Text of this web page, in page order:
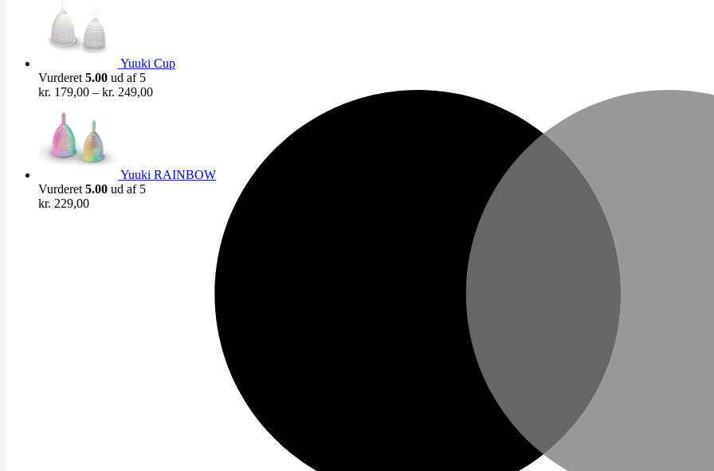
var:
kr. 199,00.
Yuuki Cup
Vurderet 5.00 ud af 5
kr. 179,00 – kr. 249,00Prisinterval:
Yuuki RAINBOW
Vurderet 5.00 ud af 5
kr. 229,00